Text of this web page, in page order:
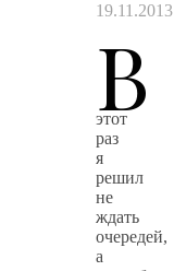
19.11.2013
В
этот
раз
я
решил
не
ждать
очередей,
а